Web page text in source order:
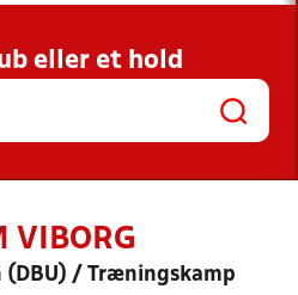
INDHOLD OG NYHEDER
KLUBBER OG
HOLD
eller et hold
VIBORG
(DBU) / Træningskamp